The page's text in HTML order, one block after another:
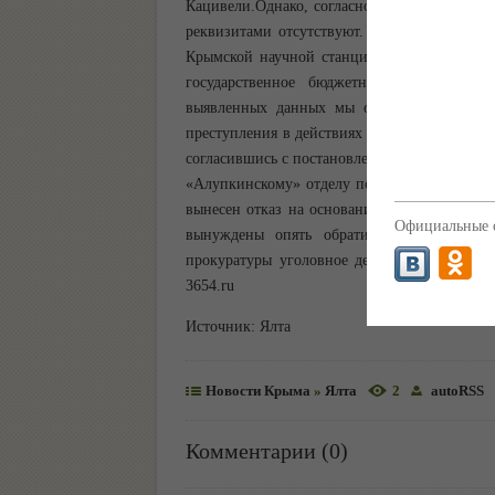
Кацивели.Однако, согласно архивным
реквизитами отсутствуют. При этом,
Крымской научной станцией физического
государственное бюджетное учреждение
выявленных данных мы обратились в
преступления в действиях заявителя.
согласившись с постановлением,
«Алупкинскому» отделу полиции было
вынесен отказ на основании отсутствия
вынуждены опять обратиться с жалобой
прокуратуры уголовное дело все же было
3654.ru
Источник: Ялта
Новости Крыма » Ялта 2 autoRSS
Комментарии (0)
Официальные